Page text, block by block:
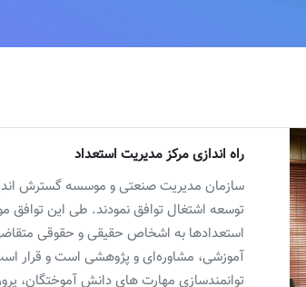
راه اندازی مرکز مدیریت استعداد
سازمان مدیریت صنعتی و موسسه گسترش
توسعه اشتغال توافق نمودند. طی این توافق
استعدادها به اشخاص حقیقی و حقوقی متقاضی
آموزشی، مشاوره‌ای و پژوهشی است و قرار است
توانمندسازی مهارت های دانش آموختگان،